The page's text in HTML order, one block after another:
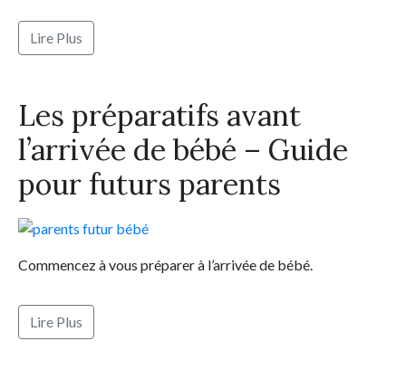
Lire Plus
Les préparatifs avant
l’arrivée de bébé – Guide
pour futurs parents
Commencez à vous préparer à l’arrivée de bébé.
Lire Plus